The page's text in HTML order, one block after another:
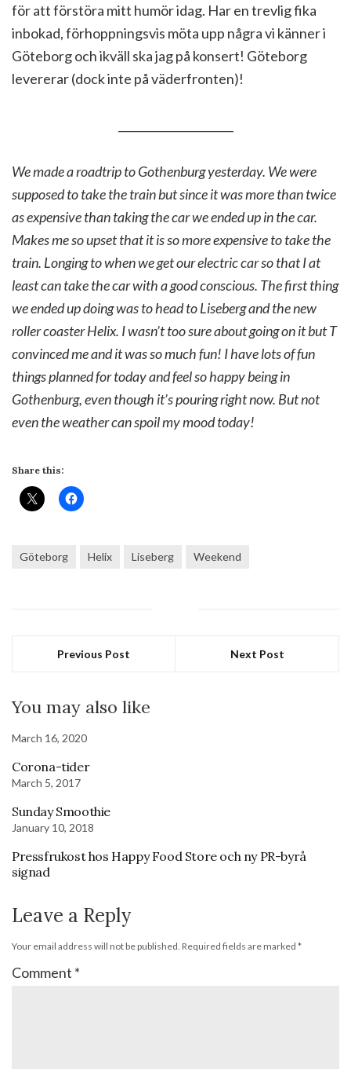
för att förstöra mitt humör idag. Har en trevlig fika
inbokad, förhoppningsvis möta upp några vi känner i
Göteborg och ikväll ska jag på konsert! Göteborg
levererar (dock inte på väderfronten)!
We made a roadtrip to Gothenburg yesterday. We were
supposed to take the train but since it was more than twice
as expensive than taking the car we ended up in the car.
Makes me so upset that it is so more expensive to take the
train. Longing to when we get our electric car so that I at
least can take the car with a good conscious. The first thing
we ended up doing was to head to Liseberg and the new
roller coaster Helix. I wasn’t too sure about going on it but T
convinced me and it was so much fun! I have lots of fun
things planned for today and feel so happy being in
Gothenburg, even though it’s pouring right now. But not
even the weather can spoil my mood today!
Share this:
Göteborg Helix Liseberg Weekend
Previous Post Next Post
You may also like
March 16, 2020
Corona-tider
March 5, 2017
Sunday Smoothie
January 10, 2018
Pressfrukost hos Happy Food Store och ny PR-byrå
signad
Leave a Reply
Your email address will not be published. Required fields are marked *
Comment *